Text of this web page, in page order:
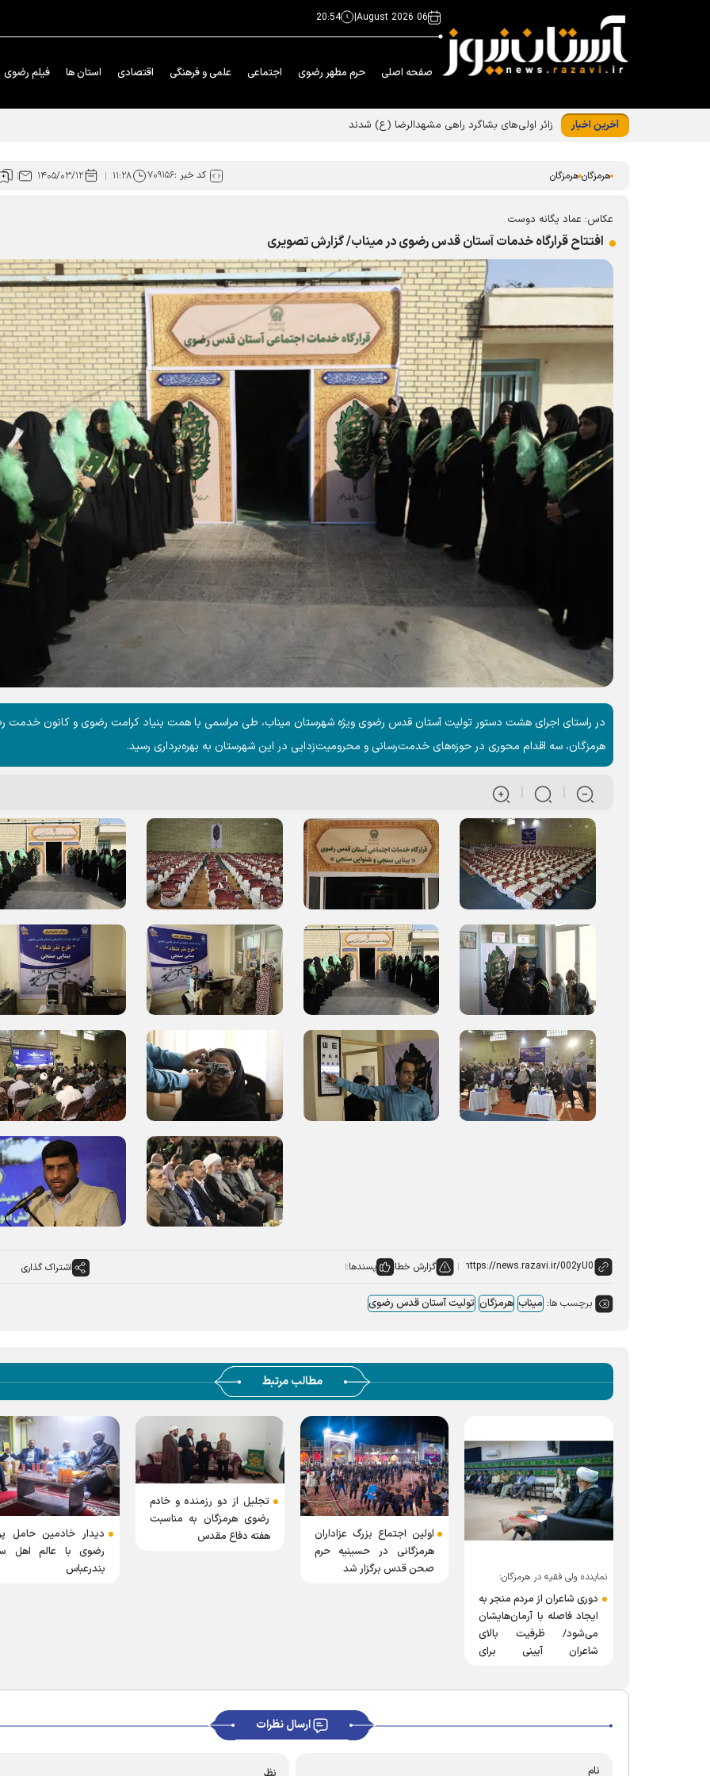
06 August 2026
|
20:54
صفحه اصلی حرم مطهر رضوی اجتماعی علمی و فرهنگی اقتصادی استان ها فیلم رضوی
آخرین اخبار
هرمزگان هرمزگان کد خبر :۷۰۹۱۵۶ ۱۱:۲۸ ۱۴۰۵/۰۳/۱۲
عکاس: عماد یگانه دوست
افتتاح قرارگاه خدمات آستان قدس رضوی در میناب/ گزارش تصویری
در راستای اجرای هشت دستور تولیت آستان قدس رضوی ویژه شهرستان میناب، طی مراسمی با همت بنیاد کرامت رضوی و کانون خدمت
هرمزگان، سه اقدام محوری در حوزه‌های خدمت‌رسانی و محرومیت‌زدایی در این شهرستان به بهره‌برداری رسید.
گزارش خطا پسندها: اشتراک گذاری
برچسب ها: میناب هرمزگان تولیت آستان قدس رضوی
مطالب مرتبط
نماینده ولی فقیه در هرمزگان:
دوری شاعران از مردم منجر به
ایجاد فاصله با آرمان‌هایشان
می‌شود/ ظرفیت بالای
شاعران آیینی برای
اولین اجتماع بزرگ عزاداران
هرمزگانی در حسینیه حرم
صحن قدس برگزار شد
تجلیل از دو رزمنده و خادم
رضوی هرمزگان به مناسبت
هفته دفاع مقدس
دیدار خادمین حامل
رضوی با عالم اهل
بندرعباس
ارسال نظرات